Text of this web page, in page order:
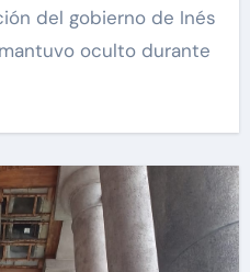
oculto durante